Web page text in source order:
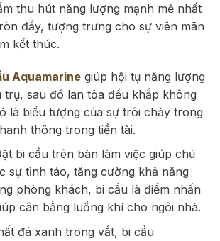
thu hút năng lượng mạnh mẽ nhất
đầy, tượng trưng cho sự viên mãn
kết thúc.
Aquamarinegiúp hội tụ năng lượng
sau đó lan tỏa đều khắp không
là biểu tượng của sự trôi chảy trong
thông trong tiền tài.
bi cầu trên bàn làm việc giúp chủ
sự tỉnh táo, tăng cường khả năng
phòng khách, bi cầu là điểm nhấn
cân bằng luồng khí cho ngôi nhà.
đá xanh trong vắt, bi cầu